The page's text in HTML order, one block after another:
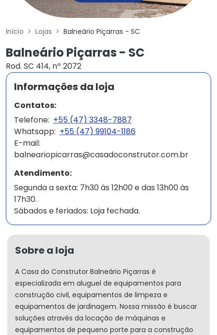
Início Lojas Balneário Piçarras - SC
Balneário Piçarras - SC
Rod. SC 414, nº 2072
Informações da loja
Contatos:
Telefone: +55 (47) 3348-7887
Whatsapp: +55 (47) 99104-1186
E-mail:
balneariopicarras@casadoconstrutor.com.br
Atendimento:
Segunda a sexta: 7h30 às 12h00 e das 13h00 às
17h30.
Sábados e feriados: Loja fechada.
Sobre a loja
A Casa do Construtor Balneário Piçarras é
especializada em aluguel de equipamentos para
construção civil, equipamentos de limpeza e
equipamentos de jardinagem. Nossa missão é buscar
soluções através da locação de máquinas e
equipamentos de pequeno porte para a construção